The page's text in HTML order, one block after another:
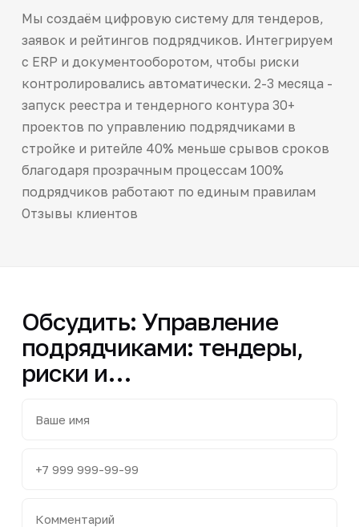
Мы создаём цифровую систему для тендеров,
заявок и рейтингов подрядчиков. Интегрируем
с ERP и документооборотом, чтобы риски
контролировались автоматически. 2-3 месяца -
запуск реестра и тендерного контура 30+
проектов по управлению подрядчиками в
стройке и ритейле 40% меньше срывов сроков
благодаря прозрачным процессам 100%
подрядчиков работают по единым правилам
Отзывы клиентов
Обсудить: Управление
подрядчиками: тендеры,
риски и…